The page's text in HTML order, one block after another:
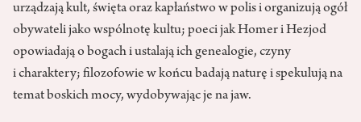
urządzają kult, święta oraz kapłaństwo w polis i organizują ogół
obywateli jako wspólnotę kultu; poeci jak Homer i Hezjod
opowiadają o bogach i ustalają ich genealogie, czyny
i charaktery; filozofowie w końcu badają naturę i spekulują na
temat boskich mocy, wydobywając je na jaw.